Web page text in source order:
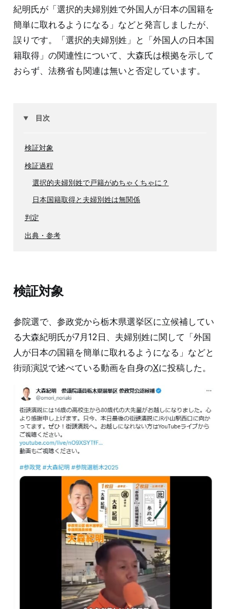
紀明氏が「選択的夫婦別姓で外国人が日本の国籍を
簡単に取れるようになる」などと発言しましたが、
誤りです。「選択的夫婦別姓」と「外国人の日本国
籍取得」の関連性について、大森氏は根拠を示して
おらず、法務省も関連は無いと否定しています。
目次
検証対象
検証過程
選択的夫婦別姓で戸籍がめちゃくちゃに？
日本国籍取得と夫婦別姓は無関係
判定
出典・参考
検証対象
参院選で、参政党から栃木県選挙区に立候補してい
る大森紀明氏が7月12日、夫婦別姓に関して「外国
人が日本の国籍を簡単に取れるようになる」などと
街頭演説で述べている動画を自身のXに投稿した。